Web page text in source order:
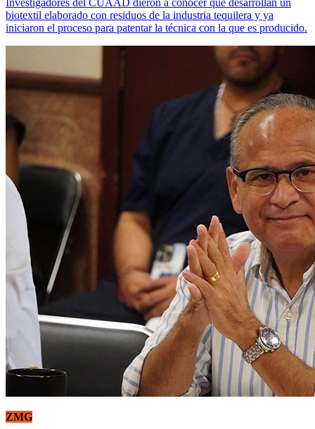
biotextil elaborado con residuos de la industria tequilera y ya
iniciaron el proceso para patentar la técnica con la que es producido.
ZMG